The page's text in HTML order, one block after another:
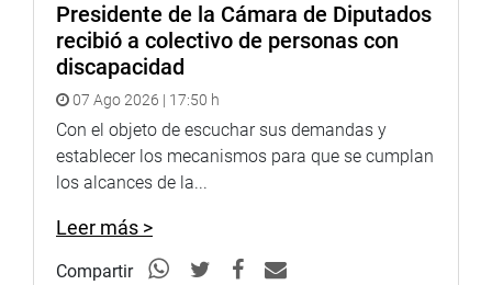
Presidente de la Cámara de Diputados
recibió a colectivo de personas con
discapacidad
07 Ago 2026 | 17:50 h
Con el objeto de escuchar sus demandas y
establecer los mecanismos para que se cumplan
los alcances de la...
Leer más >
Compartir